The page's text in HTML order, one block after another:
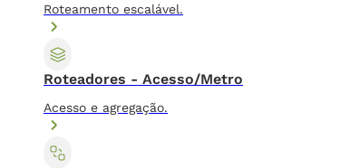
Roteamento escalável.
Roteadores - Acesso/Metro
Acesso e agregação.